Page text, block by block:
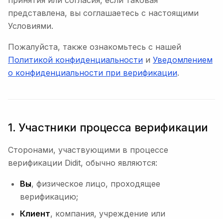
представлена, вы соглашаетесь с настоящими
Условиями.
Пожалуйста, также ознакомьтесь с нашей
Политикой конфиденциальности и Уведомлением
о конфиденциальности при верификации.
1. Участники процесса верификации
Сторонами, участвующими в процессе
верификации Didit, обычно являются:
Вы, физическое лицо, проходящее
верификацию;
Клиент, компания, учреждение или